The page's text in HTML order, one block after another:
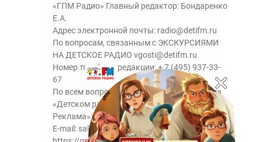
«ГПМ Радио» Главный редактор: Бондаренко
Е.А.
Адрес электронной почты: radio@detifm.ru
По вопросам, связанным с ЭКСКУРСИЯМИ
НА ДЕТСКОЕ РАДИО vgosti@detifm.ru
Номер телефона редакции:+ 7 (495) 937-33-
67
По всем вопросам размещения рекламы на
«Детском радио» - сейлз-хаус «ГПМ
Реклама»:+7 (495) 921-40-41
E-mail: sales@gazprom-media.ru